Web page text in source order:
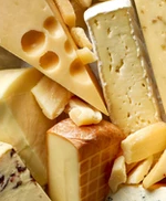
Expo 2025